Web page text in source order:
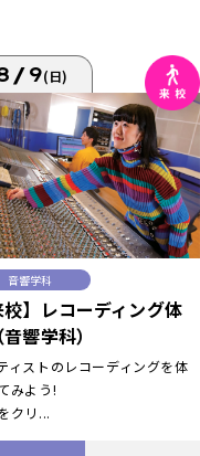
9(日)
音響学科
校】レコーディング体
響学科）
ィストのレコーディングを体
みよう!
クリ...